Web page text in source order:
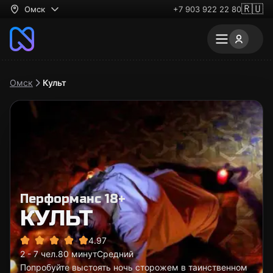
Омск +7 903 922 22 80🇷🇺
Омск Культ
Перформанс 18+
КУЛЬТ
4.97
2 - 7 чел.80 минутСредний
Попробуйте выстоять ночь сторожем в таинственном